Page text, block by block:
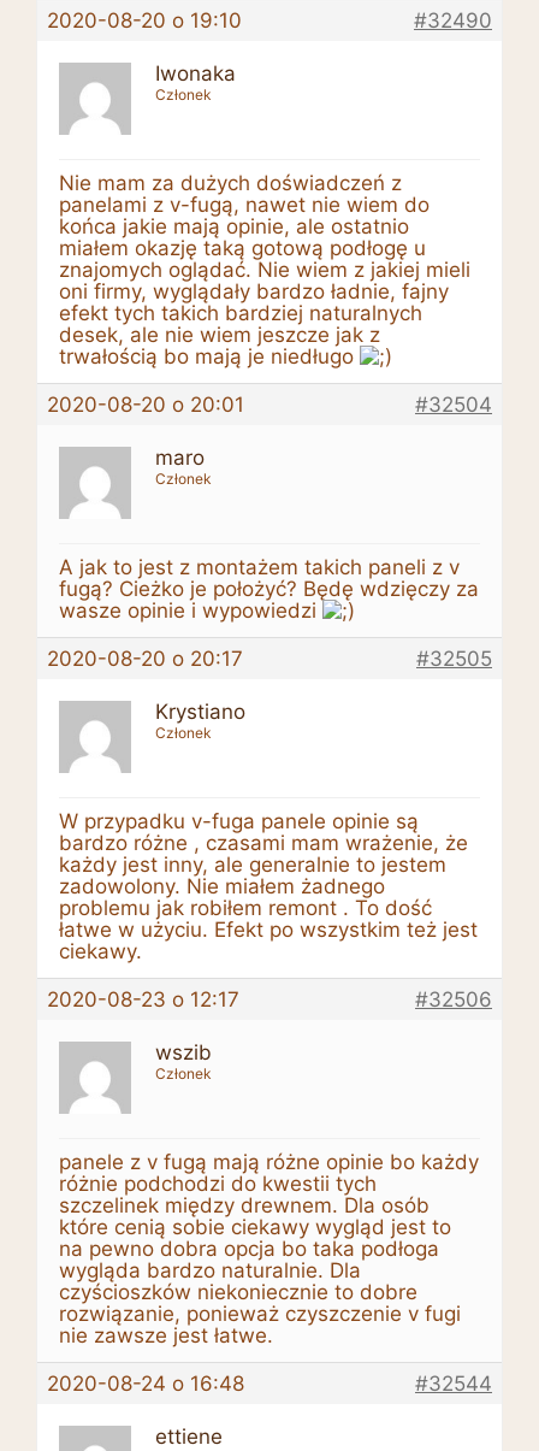
2020-08-20 o 19:10
#32490
Iwonaka
Członek
Nie mam za dużych doświadczeń z
panelami z v-fugą, nawet nie wiem do
końca jakie mają opinie, ale ostatnio
miałem okazję taką gotową podłogę u
znajomych oglądać. Nie wiem z jakiej mieli
oni firmy, wyglądały bardzo ładnie, fajny
efekt tych takich bardziej naturalnych
desek, ale nie wiem jeszcze jak z
trwałością bo mają je niedługo
2020-08-20 o 20:01
#32504
maro
Członek
A jak to jest z montażem takich paneli z v
fugą? Cieżko je położyć? Będę wdzięczy za
wasze opinie i wypowiedzi
2020-08-20 o 20:17
#32505
Krystiano
Członek
W przypadku v-fuga panele opinie są
bardzo różne , czasami mam wrażenie, że
każdy jest inny, ale generalnie to jestem
zadowolony. Nie miałem żadnego
problemu jak robiłem remont . To dość
łatwe w użyciu. Efekt po wszystkim też jest
ciekawy.
2020-08-23 o 12:17
#32506
wszib
Członek
panele z v fugą mają różne opinie bo każdy
różnie podchodzi do kwestii tych
szczelinek między drewnem. Dla osób
które cenią sobie ciekawy wygląd jest to
na pewno dobra opcja bo taka podłoga
wygląda bardzo naturalnie. Dla
czyścioszków niekoniecznie to dobre
rozwiązanie, ponieważ czyszczenie v fugi
nie zawsze jest łatwe.
2020-08-24 o 16:48
#32544
ettiene